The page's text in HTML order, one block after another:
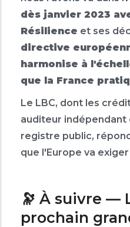
dès janvier 2023
Résilience et ses
directive
harmonise à
que la France
Le LBC, dont les
auditeur indépendant
registre public,
que l'Europe va
🔭 À suivre —
prochain